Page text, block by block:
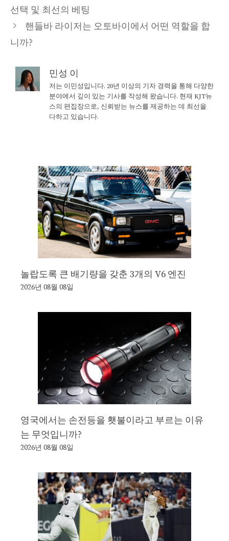
선택 및 최선의 베팅
핸들바 라이저는 오토바이에서 어떤 역할을 합
니까?
민성 이
저는 이민성입니다. 20년 이상의 기자 경력을 통해 다양한
분야에서 깊이 있는 기사를 작성해 왔습니다. 현재 KJT뉴
스의 편집장으로, 신뢰받는 뉴스를 제공하는 데 최선을
다하고 있습니다.
놀랍도록 큰 배기량을 갖춘 3개의 V6 엔진
2026년 08월 08일
영국에서는 손전등을 횃불이라고 부르는 이유
는 무엇입니까?
2026년 08월 08일